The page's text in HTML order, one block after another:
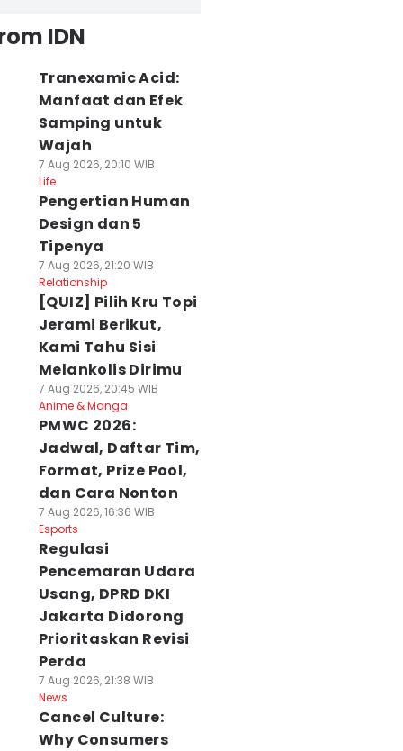
IDN
Tranexamic Acid:
Manfaat dan Efek
Samping untuk
Wajah
7 Aug 2026, 20:10 WIB
Life
Pengertian Human
Design dan 5
Tipenya
7 Aug 2026, 21:20 WIB
Relationship
[QUIZ] Pilih Kru Topi
Jerami Berikut,
Kami Tahu Sisi
Melankolis Dirimu
7 Aug 2026, 20:45 WIB
Anime & Manga
PMWC 2026:
Jadwal, Daftar Tim,
Format, Prize Pool,
dan Cara Nonton
7 Aug 2026, 16:36 WIB
Esports
Regulasi
Pencemaran Udara
Usang, DPRD DKI
Jakarta Didorong
Prioritaskan Revisi
Perda
7 Aug 2026, 21:38 WIB
News
Cancel Culture:
Why Consumers